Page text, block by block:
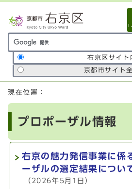
サイト内検索の範囲
右京区サイト
京都市サイト
ここから本文です
現在位置：
プロポーザル情報
右京の魅力発信事業に係
ーザルの選定結果につい
（2026年5月1日）